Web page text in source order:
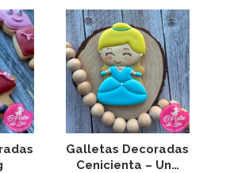
Galletas Decoradas
Cenicienta – Un…